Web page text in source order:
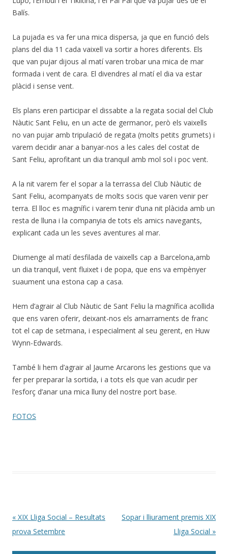
Balís.
La pujada es va fer una mica dispersa, ja que en funció dels
plans del dia 11 cada vaixell va sortir a hores diferents. Els
que van pujar dijous al matí varen trobar una mica de mar
formada i vent de cara. El divendres al matí el dia va estar
plàcid i sense vent.
Els plans eren participar el dissabte a la regata social del Club
Nàutic Sant Feliu, en un acte de germanor, però els vaixells
no van pujar amb tripulació de regata (molts petits grumets) i
varem decidir anar a banyar-nos a les cales del costat de
Sant Feliu, aprofitant un dia tranquil amb mol sol i poc vent.
A la nit varem fer el sopar a la terrassa del Club Nàutic de
Sant Feliu, acompanyats de molts socis que varen venir per
terra. El lloc es magnífic i varem tenir d’una nit plàcida amb un
resta de lluna i la companyia de tots els amics navegants,
explicant cada un les seves aventures al mar.
Diumenge al matí desfilada de vaixells cap a Barcelona,amb
un dia tranquil, vent fluixet i de popa, que ens va empènyer
suaument una estona cap a casa.
Hem d’agrair al Club Nàutic de Sant Feliu la magnífica acollida
que ens varen oferir, deixant-nos els amarraments de franc
tot el cap de setmana, i especialment al seu gerent, en Huw
Wynn-Edwards.
També li hem d’agrair al Jaume Arcarons les gestions que va
fer per preparar la sortida, i a tots els que van acudir per
l’esforç d’anar una mica lluny del nostre port base.
FOTOS
Post navigation
« XIX Lliga Social – Resultats
prova Setembre
Sopar i lliurament premis XIX
Lliga Social »